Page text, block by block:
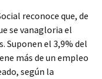
reconoce que, de
se vanagloria el
Suponen el 3,9% del
más de un empleo
según la